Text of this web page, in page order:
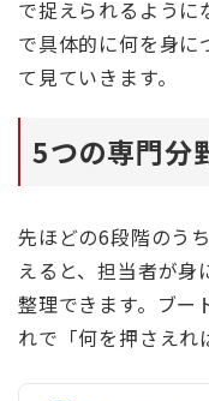
で捉えられるように
で具体的に何を身に
て見ていきます。
5つの専門分
先ほどの6段階のう
えると、担当者が
整理できます。ブー
れで「何を押さえれ